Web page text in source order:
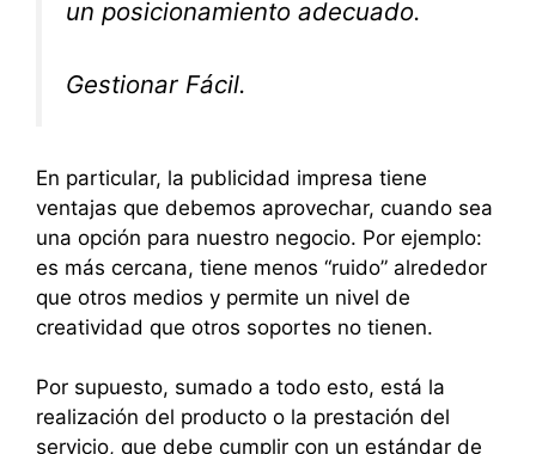
un posicionamiento adecuado.
Gestionar Fácil.
En particular, la publicidad impresa tiene
ventajas que debemos aprovechar, cuando sea
una opción para nuestro negocio. Por ejemplo:
es más cercana, tiene menos “ruido” alrededor
que otros medios y permite un nivel de
creatividad que otros soportes no tienen.
Por supuesto, sumado a todo esto, está la
realización del producto o la prestación del
servicio, que debe cumplir con un estándar de